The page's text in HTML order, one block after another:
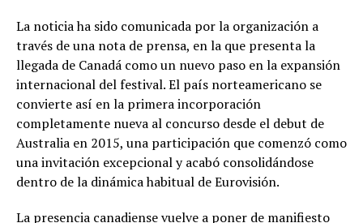
La noticia ha sido comunicada por la organización a
través de una nota de prensa, en la que presenta la
llegada de Canadá como un nuevo paso en la expansión
internacional del festival. El país norteamericano se
convierte así en la primera incorporación
completamente nueva al concurso desde el debut de
Australia en 2015, una participación que comenzó como
una invitación excepcional y acabó consolidándose
dentro de la dinámica habitual de Eurovisión.
La presencia canadiense vuelve a poner de manifiesto